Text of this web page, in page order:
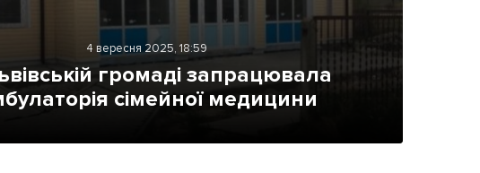
4 вересня 2025, 18:59
громаді запрацювала
сімейної медицини